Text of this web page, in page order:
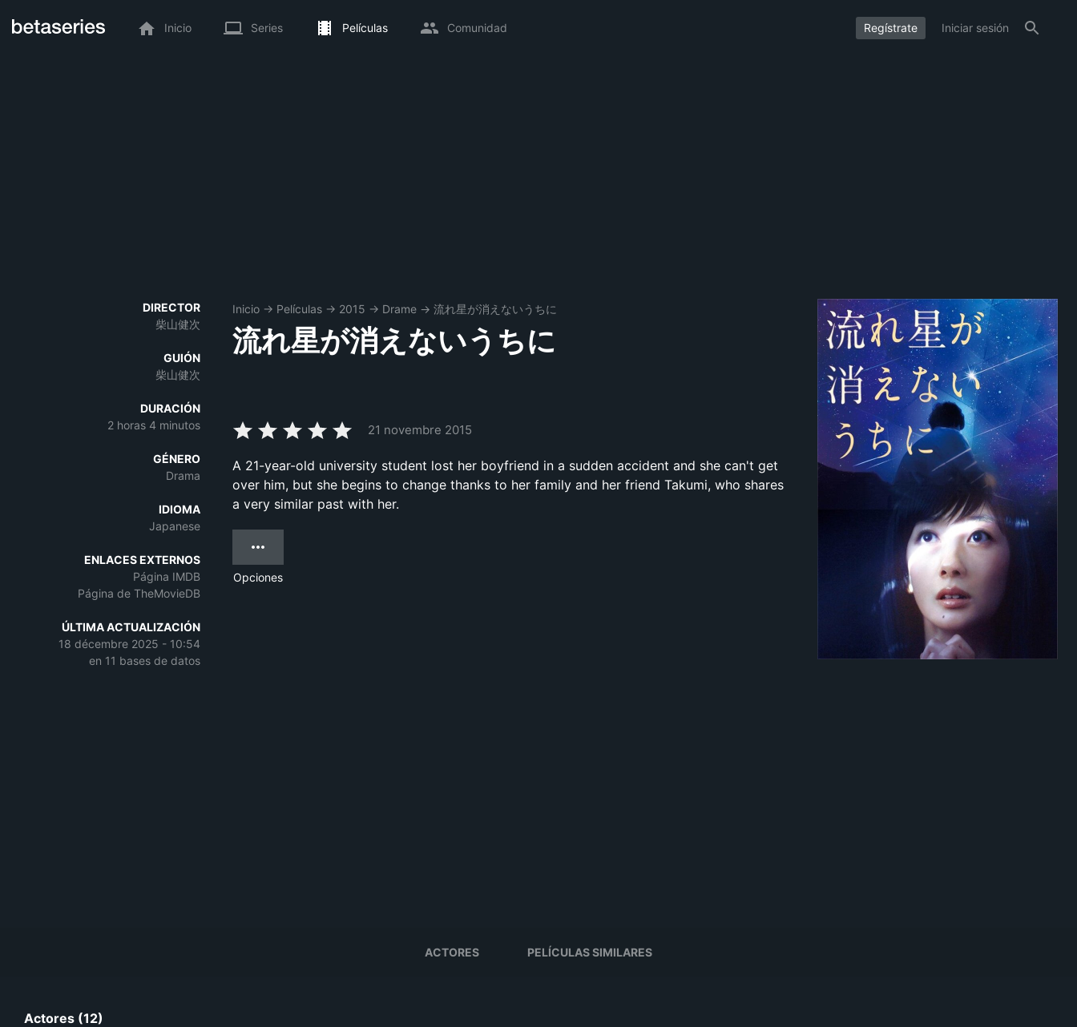
Inicio Series Películas Comunidad Regístrate Iniciar sesión
DIRECTOR
柴山健次
GUIÓN
柴山健次
DURACIÓN
2 horas 4 minutos
GÉNERO
Drama
IDIOMA
Japanese
ENLACES EXTERNOS
Página IMDB
Página de TheMovieDB
ÚLTIMA ACTUALIZACIÓN
18 décembre 2025 - 10:54
en 11 bases de datos
Inicio → Películas → 2015 → Drame → 流れ星が消えないうちに
流れ星が消えないうちに
21 novembre 2015
A 21-year-old university student lost her boyfriend in a sudden accident and she can't get
over him, but she begins to change thanks to her family and her friend Takumi, who shares
a very similar past with her.
Opciones
ACTORES PELÍCULAS SIMILARES
Actores (12)